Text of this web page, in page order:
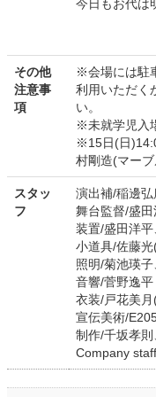
今日もお代は
その他
注意事
項
※会場には駐
利用いただく
い。
※未就学児入
※15日(日
村剛造(マー
スタッ
フ
演出補/稲邊弘
舞台監督/盛田
装置/盛田洋
小道具/佐藤
照明/菊池瑛
音響/菅野逸平
衣装/戸花美
宣伝美術/
制作/千坂孝
Company